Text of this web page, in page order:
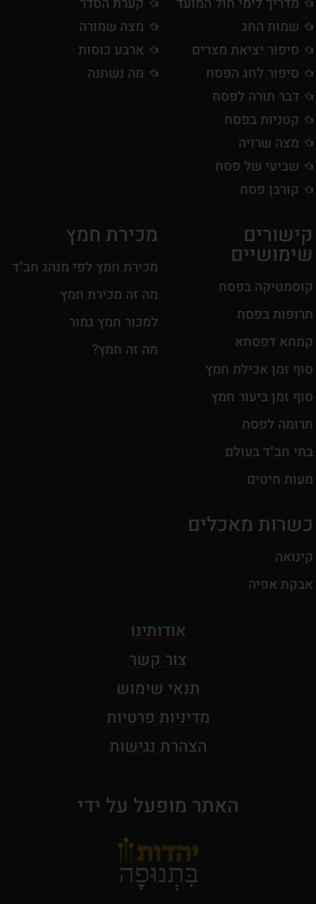
שמות החג
סיפור יציאת מצרים
סיפור לחג הפסח
דבר תורה לפסח
קטניות בפסח
מצה שרויה
שביעי של פסח
קורבן פסח
מצה שמורה
ארבע כוסות
מה נשתנה
קישורים
שימושיים
קוסמטיקה בפסח
תרופות בפסח
קמחא דפסחא
סוף זמן אכילת חמץ
סוף זמן ביעור חמץ
תרומה לפסח
בתי חב"ד בעולם
מעות חיטים
מכירת חמץ
מכירת חמץ לפי מנהג חב"ד
מה זה מכירת חמץ
למכור חמץ גמור
מה זה חמץ?
כשרות מאכלים
קינואה
אבקת אפיה
אודותינו
צור קשר
תנאי שימוש
מדיניות פרטיות
הצהרת נגישות
האתר מופעל על ידי